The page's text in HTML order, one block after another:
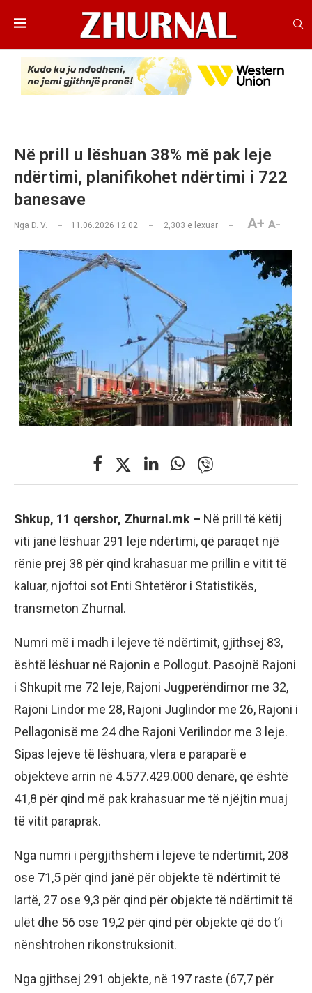
Në prill u lëshuan 38% më pak leje
ndërtimi, planifikohet ndërtimi i 722
banesave
Nga D. V. 11.06.2026 12:02 2,303 e lexuar A+ A-
Shkup, 11 qershor, Zhurnal.mk – Në prill të këtij
viti janë lëshuar 291 leje ndërtimi, që paraqet një
rënie prej 38 për qind krahasuar me prillin e vitit të
kaluar, njoftoi sot Enti Shtetëror i Statistikës,
transmeton Zhurnal.
Numri më i madh i lejeve të ndërtimit, gjithsej 83,
është lëshuar në Rajonin e Pollogut. Pasojnë Rajoni
i Shkupit me 72 leje, Rajoni Jugperëndimor me 32,
Rajoni Lindor me 28, Rajoni Juglindor me 26, Rajoni i
Pellagonisë me 24 dhe Rajoni Verilindor me 3 leje.
Sipas lejeve të lëshuara, vlera e paraparë e
objekteve arrin në 4.577.429.000 denarë, që është
41,8 për qind më pak krahasuar me të njëjtin muaj
të vitit paraprak.
Nga numri i përgjithshëm i lejeve të ndërtimit, 208
ose 71,5 për qind janë për objekte të ndërtimit të
lartë, 27 ose 9,3 për qind për objekte të ndërtimit të
ulët dhe 56 ose 19,2 për qind për objekte që do t’i
nënshtrohen rikonstruksionit.
Nga gjithsej 291 objekte, në 197 raste (67,7 për